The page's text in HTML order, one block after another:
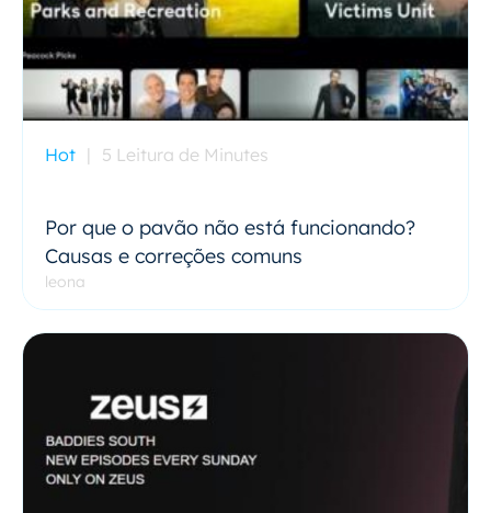
Hot | 5 Leitura de Minutes
Por que o pavão não está funcionando?
Causas e correções comuns
leona